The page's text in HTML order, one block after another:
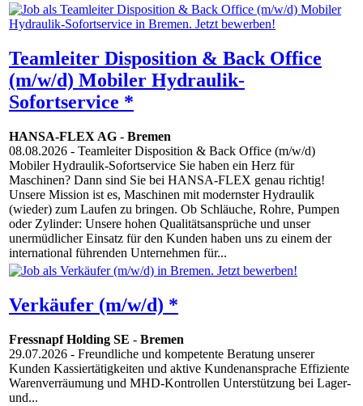
Teamleiter Disposition & Back Office
(m/w/d) Mobiler Hydraulik-
Sofortservice *
HANSA-FLEX AG - Bremen
08.08.2026 - Teamleiter Disposition & Back Office (m/w/d)
Mobiler Hydraulik-Sofortservice Sie haben ein Herz für
Maschinen? Dann sind Sie bei HANSA-FLEX genau richtig!
Unsere Mission ist es, Maschinen mit modernster Hydraulik
(wieder) zum Laufen zu bringen. Ob Schläuche, Rohre, Pumpen
oder Zylinder: Unsere hohen Qualitätsansprüche und unser
unermüdlicher Einsatz für den Kunden haben uns zu einem der
international führenden Unternehmen für...
Verkäufer (m/w/d) *
Fressnapf Holding SE - Bremen
29.07.2026 - Freundliche und kompetente Beratung unserer
Kunden Kassiertätigkeiten und aktive Kundenansprache Effiziente
Warenverräumung und MHD-Kontrollen Unterstützung bei Lager-
und...